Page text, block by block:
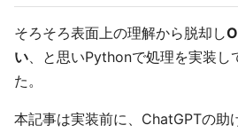
そろそろ表面上の理解から脱却し
い、と思いPythonで処理を実装し
た。
本記事は実装前に、ChatGPTの助